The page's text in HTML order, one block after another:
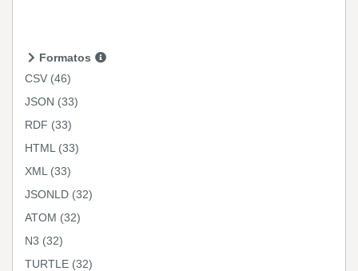
Formatos
CSV (46)
JSON (33)
RDF (33)
HTML (33)
XML (33)
JSONLD (32)
ATOM (32)
N3 (32)
TURTLE (32)